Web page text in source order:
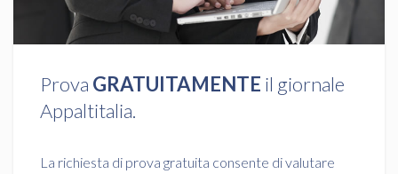
Prova GRATUITAMENTE il giornale
Appaltitalia.
La richiesta di prova gratuita consente di valutare